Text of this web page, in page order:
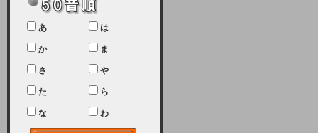
宜しくお願い致します。
2024-02-23 (金)
【クレジットカード決済について】
只今、クレジットカード会社の都合
により決済ができない状況です。
ユーザー様には、大変ご迷惑をおか
けいたしまして申し訳ございませ
ん。
あ は
か ま
さ や
た ら
な わ